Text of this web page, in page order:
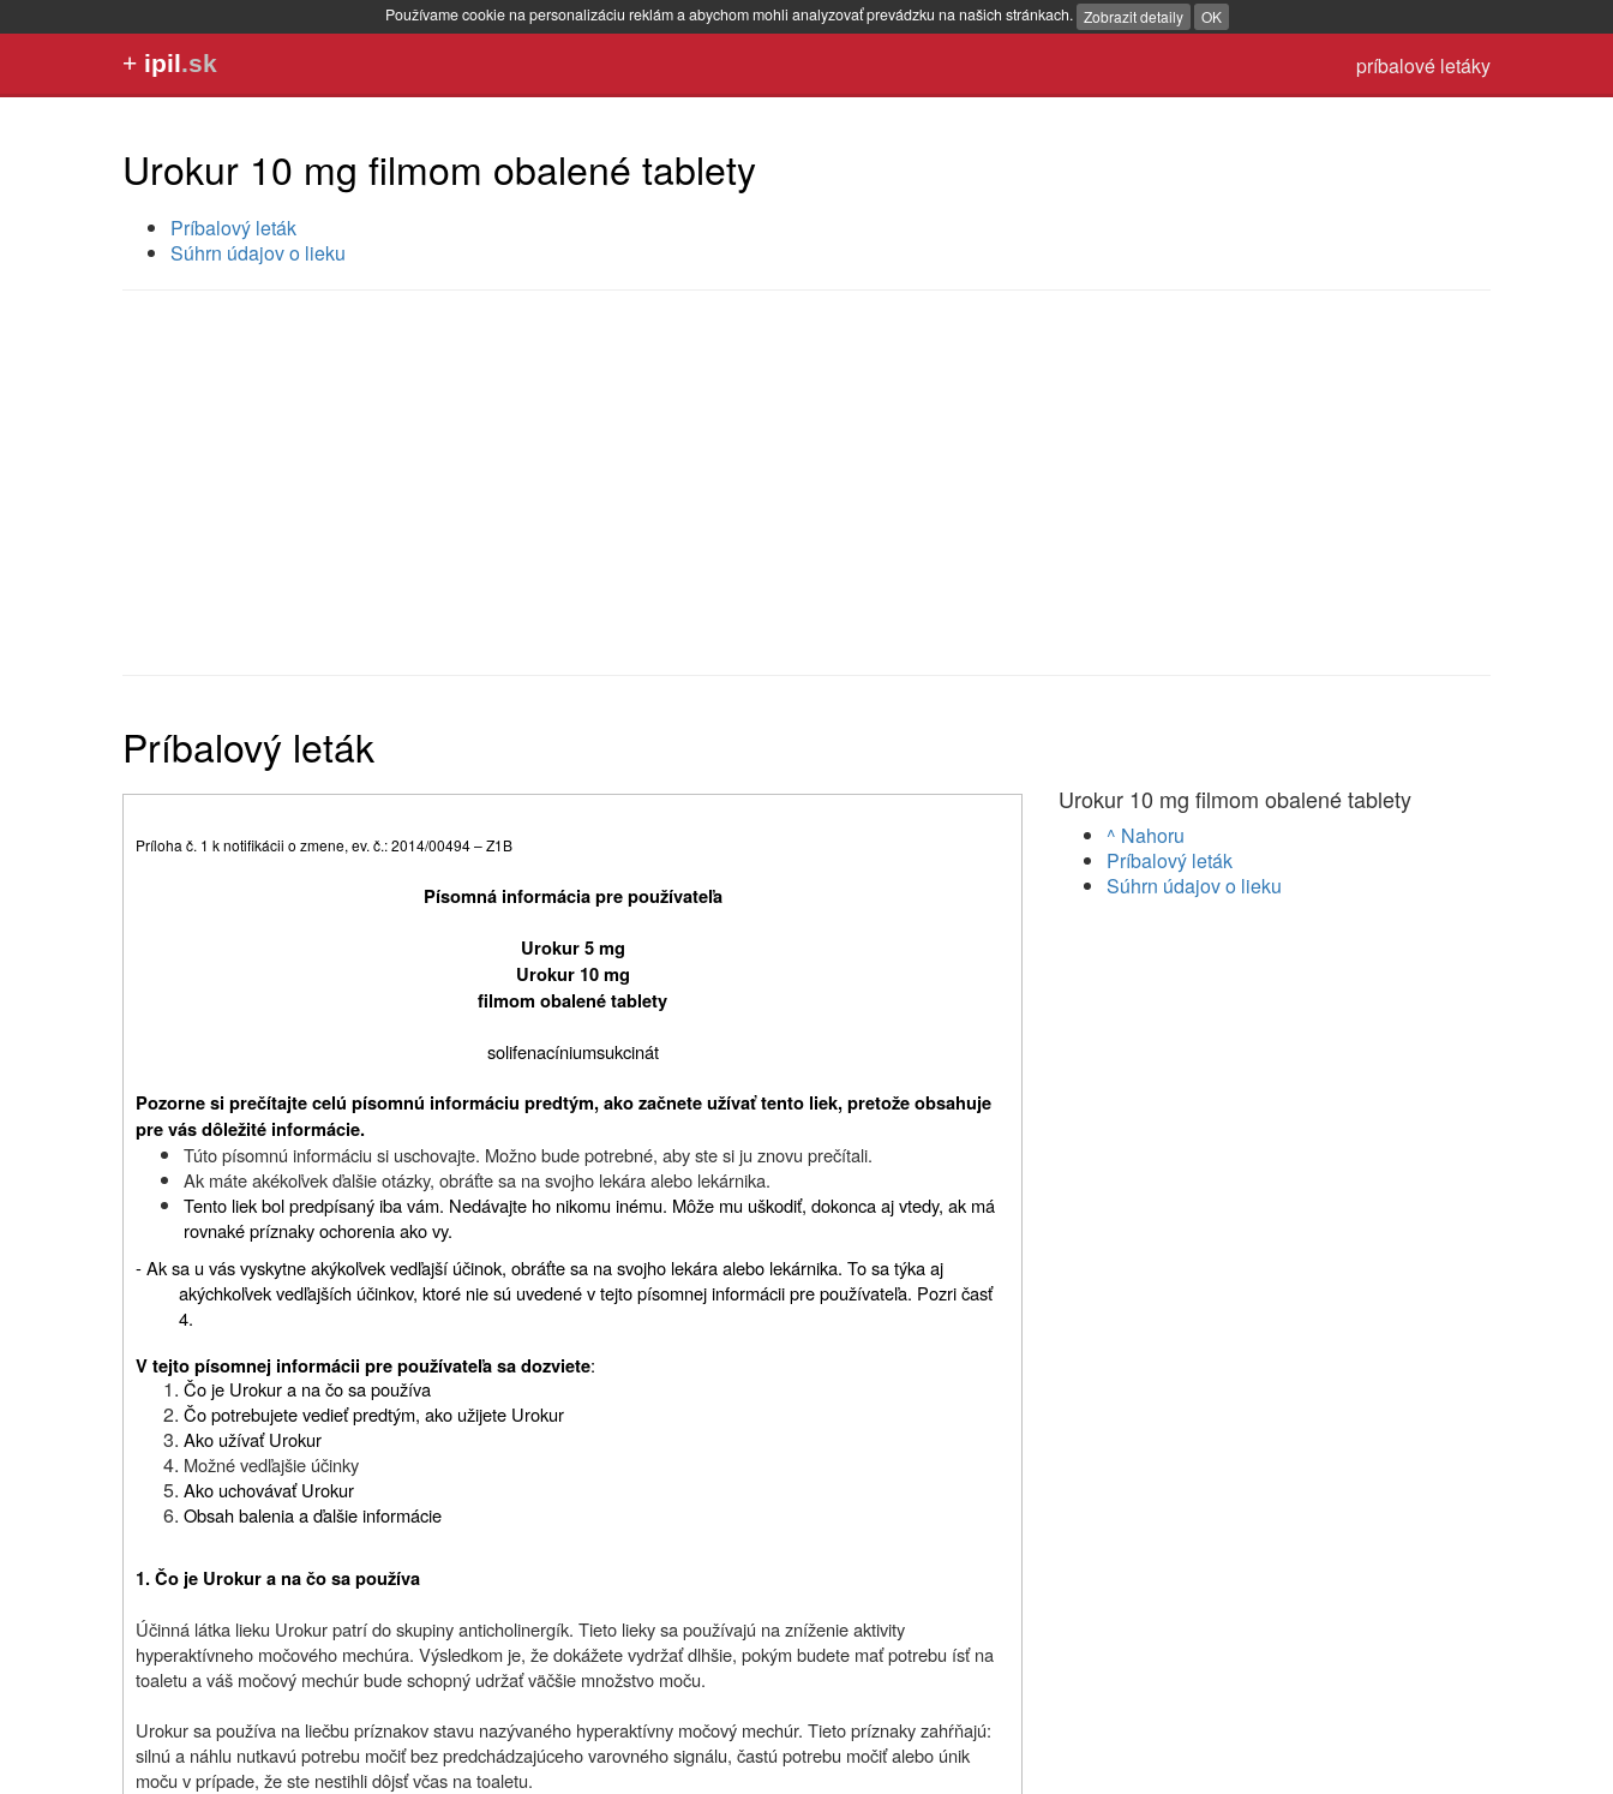
Používame cookie na personalizáciu reklám a abychom mohli analyzovať prevádzku na našich stránkach. Zobrazit detaily OK
príbalové letáky
+ ipil.sk
Urokur 10 mg filmom obalené tablety
Príbalový leták
Súhrn údajov o lieku
Príbalový leták
Príloha č. 1 k notifikácii o zmene, ev. č.: 2014/00494 – Z1B
Písomná informácia pre používateľa
Urokur 5 mg
Urokur 10 mg
filmom obalené tablety
solifenacíniumsukcinát
Pozorne si prečítajte celú písomnú informáciu predtým, ako začnete užívať tento liek, pretože obsahuje
pre vás dôležité informácie.
Túto písomnú informáciu si uschovajte. Možno bude potrebné, aby ste si ju znovu prečítali.
Ak máte akékoľvek ďalšie otázky, obráťte sa na svojho lekára alebo lekárnika.
Tento liek bol predpísaný iba vám. Nedávajte ho nikomu inému. Môže mu uškodiť, dokonca aj vtedy, ak má
rovnaké príznaky ochorenia ako vy.
- Ak sa u vás vyskytne akýkoľvek vedľajší účinok, obráťte sa na svojho lekára alebo lekárnika. To sa týka aj
akýchkoľvek vedľajších účinkov, ktoré nie sú uvedené v tejto písomnej informácii pre používateľa. Pozri časť
4.
V tejto písomnej informácii pre používateľa sa dozviete:
Čo je Urokur a na čo sa používa
Čo potrebujete vedieť predtým, ako užijete Urokur
Ako užívať Urokur
Možné vedľajšie účinky
Ako uchovávať Urokur
Obsah balenia a ďalšie informácie
1. Čo je Urokur a na čo sa používa
Účinná látka lieku Urokur patrí do skupiny anticholinergík. Tieto lieky sa používajú na zníženie aktivity
hyperaktívneho močového mechúra. Výsledkom je, že dokážete vydržať dlhšie, pokým budete mať potrebu ísť na
toaletu a váš močový mechúr bude schopný udržať väčšie množstvo moču.
Urokur sa používa na liečbu príznakov stavu nazývaného hyperaktívny močový mechúr. Tieto príznaky zahŕňajú:
silnú a náhlu nutkavú potrebu močiť bez predchádzajúceho varovného signálu, častú potrebu močiť alebo únik
moču v prípade, že ste nestihli dôjsť včas na toaletu.
Urokur 10 mg filmom obalené tablety
^ Nahoru
Príbalový leták
Súhrn údajov o lieku